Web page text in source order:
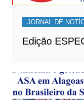
JORNAL DE
Edição